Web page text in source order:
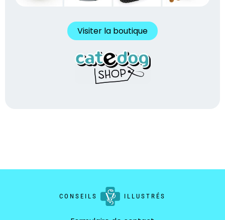
Visiter la boutique
CONSEILS ILLUSTRÉS